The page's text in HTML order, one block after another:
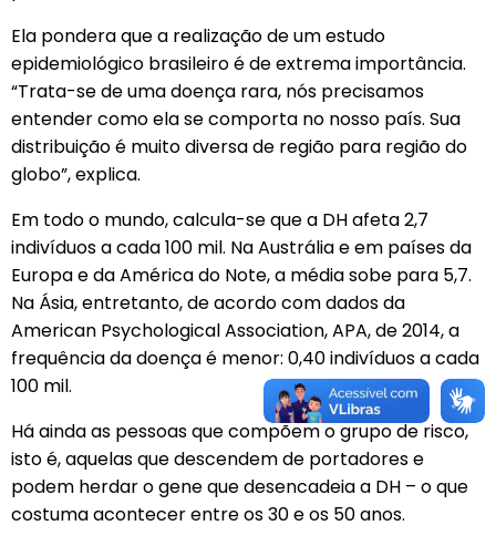
Ela pondera que a realização de um estudo
epidemiológico brasileiro é de extrema importância.
“Trata-se de uma doença rara, nós precisamos
entender como ela se comporta no nosso país. Sua
distribuição é muito diversa de região para região do
globo”, explica.
Em todo o mundo, calcula-se que a DH afeta 2,7
indivíduos a cada 100 mil. Na Austrália e em países da
Europa e da América do Note, a média sobe para 5,7.
Na Ásia, entretanto, de acordo com dados da
American Psychological Association, APA, de 2014, a
frequência da doença é menor: 0,40 indivíduos a cada
100 mil.
Há ainda as pessoas que compõem o grupo de risco,
isto é, aquelas que descendem de portadores e
podem herdar o gene que desencadeia a DH – o que
costuma acontecer entre os 30 e os 50 anos.